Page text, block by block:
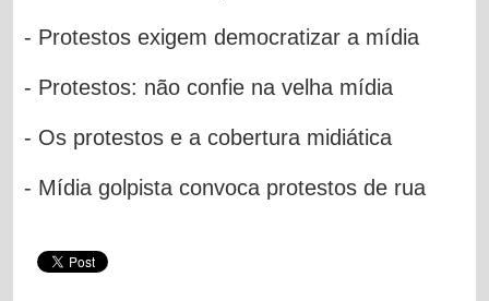
- Protestos exigem democratizar a mídia
- Protestos: não confie na velha mídia
- Os protestos e a cobertura midiática
- Mídia golpista convoca protestos de rua